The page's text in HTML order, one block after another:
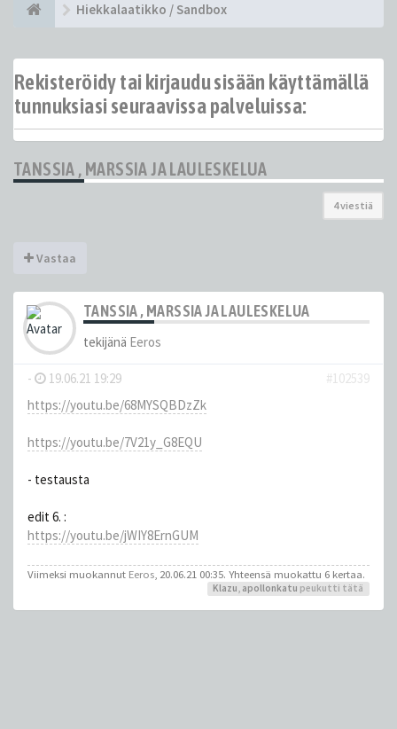
Hiekkalaatikko / Sandbox
Rekisteröidy tai kirjaudu sisään käyttämällä
tunnuksiasi seuraavissa palveluissa:
TANSSIA , MARSSIA JA LAULESKELUA
4 viestiä
Vastaa
TANSSIA , MARSSIA JA LAULESKELUA
tekijänä Eeros
- 19.06.21 19:29
#102539
https://youtu.be/68MYSQBDzZk
https://youtu.be/7V21y_G8EQU
- testausta
edit 6. :
https://youtu.be/jWIY8ErnGUM
Viimeksi muokannut Eeros , 20.06.21 00:35. Yhteensä muokattu 6 kertaa.
Klazu apollonkatu peukutti tätä